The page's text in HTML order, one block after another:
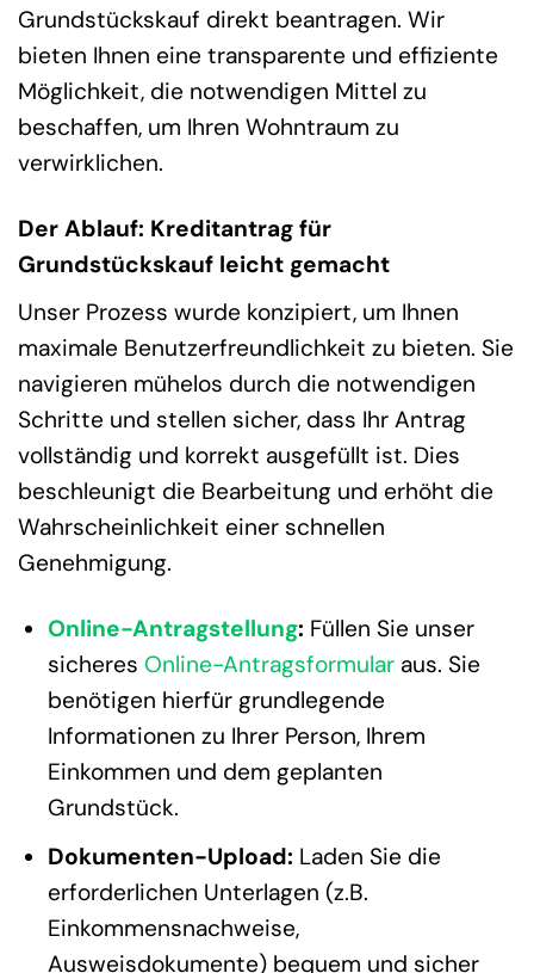
Grundstückskauf direkt beantragen. Wir
bieten Ihnen eine transparente und effiziente
Möglichkeit, die notwendigen Mittel zu
beschaffen, um Ihren Wohntraum zu
verwirklichen.
Der Ablauf: Kreditantrag für
Grundstückskauf leicht gemacht
Unser Prozess wurde konzipiert, um Ihnen
maximale Benutzerfreundlichkeit zu bieten. Sie
navigieren mühelos durch die notwendigen
Schritte und stellen sicher, dass Ihr Antrag
vollständig und korrekt ausgefüllt ist. Dies
beschleunigt die Bearbeitung und erhöht die
Wahrscheinlichkeit einer schnellen
Genehmigung.
Online-Antragstellung: Füllen Sie unser
sicheres Online-Antragsformularaus. Sie
benötigen hierfür grundlegende
Informationen zu Ihrer Person, Ihrem
Einkommen und dem geplanten
Grundstück.
Dokumenten-Upload: Laden Sie die
erforderlichen Unterlagen (z.B.
Einkommensnachweise,
Ausweisdokumente) bequem und sicher